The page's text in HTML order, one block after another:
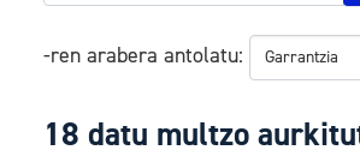
-ren arabera antolatu
18 datu multzo